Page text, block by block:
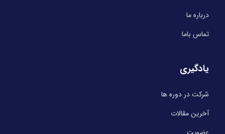
درباره ما
تماس باما
یادگیری
شرکت در دوره ها
آخرین مقالات